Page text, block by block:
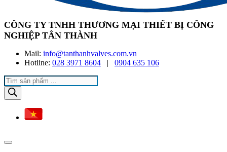
CÔNG TY TNHH THƯƠNG MẠI THIẾT BỊ CÔNG
NGHIỆP TÂN THÀNH
Mail: info@tanthanhvalves.com.vn
Hotline: 028 3971 8604 | 0904 635 106
Products
search